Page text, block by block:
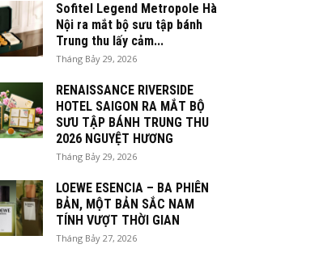
Sofitel Legend Metropole Hà
Nội ra mắt bộ sưu tập bánh
Trung thu lấy cảm...
Tháng Bảy 29, 2026
RENAISSANCE RIVERSIDE
HOTEL SAIGON RA MẮT BỘ
SƯU TẬP BÁNH TRUNG THU
2026 NGUYỆT HƯƠNG
Tháng Bảy 29, 2026
LOEWE ESENCIA – BA PHIÊN
BẢN, MỘT BẢN SẮC NAM
TÍNH VƯỢT THỜI GIAN
Tháng Bảy 27, 2026